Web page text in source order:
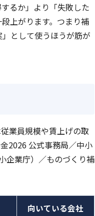
るか」より「失敗した
上がります。つまり補
として使うほうが筋が
業員規模や賃上げの取
2026 公式事務局／中小
企業庁）／ものづくり補
向いている会社